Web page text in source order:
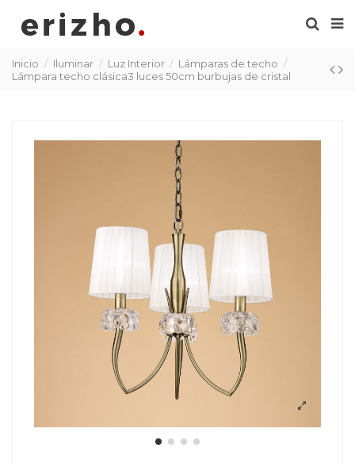
Inicio Iluminar Luz Interior
Lámparas de techo
Lámpara techo clásica3 luces 50cm burbujas de cristal